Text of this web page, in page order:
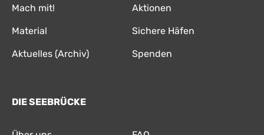
Mach mit! Aktionen
Material Sichere Häfen
Aktuelles (Archiv) Spenden
DIE SEEBRÜCKE